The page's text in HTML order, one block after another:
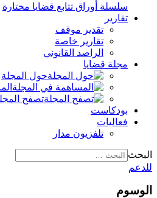
سلسلة أوراق تتابع قضايا مختارة
تقارير
تقدير موقف
تقارير خاصة
الراصد القانوني
مجلة قضايا
حول المجلة
تصفح
بودكاست
فعاليات
تلفزيون مدار
البحث
للدعم
الوسوم